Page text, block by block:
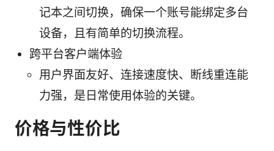
记本之间切换，确保一个账号能绑定多台
设备，且有简单的切换流程。
跨平台客户端体验
用户界面友好、连接速度快、断线重连能
力强，是日常使用体验的关键。
价格与性价比